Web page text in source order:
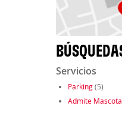
Servicios
Parking(5)
Admite